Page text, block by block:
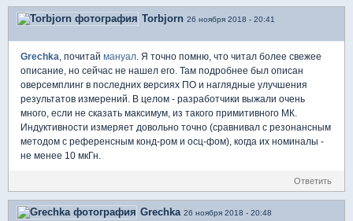
Torbjorn 26 ноября 2018 - 20:41
Grechka, почитай мануал. Я точно помню, что читал более свежее
описание, но сейчас не нашел его. Там подробнее был описан
оверсемплинг в последних версиях ПО и наглядные улучшения
результатов измерений. В целом - разработчики выжали очень
много, если не сказать максимум, из такого примитивного МК.
Индуктивности измеряет довольно точно (сравнивал с резонансным
методом с референсным конд-ром и осц-фом), когда их номиналы -
не менее 10 мкГн.
Ответить
Grechka 26 ноября 2018 - 20:48